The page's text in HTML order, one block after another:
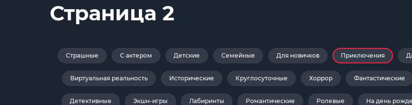
Страница 2
Страшные С актером Детские Семейные Для новичков Приключения
Виртуальная реальность Исторические Круглосуточные Хоррор Фантастические
Детективные Экшн-игры Лабиринты Романтические Ролевые На день